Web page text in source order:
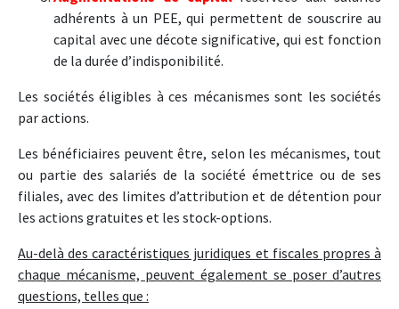
adhérents à un PEE, qui permettent de souscrire au
capital avec une décote significative, qui est fonction
de la durée d’indisponibilité.
Les sociétés éligibles à ces mécanismes sont les sociétés
par actions.
Les bénéficiaires peuvent être, selon les mécanismes, tout
ou partie des salariés de la société émettrice ou de ses
filiales, avec des limites d’attribution et de détention pour
les actions gratuites et les stock-options.
Au-delà des caractéristiques juridiques et fiscales propres à
chaque mécanisme, peuvent également se poser d’autres
questions, telles que :